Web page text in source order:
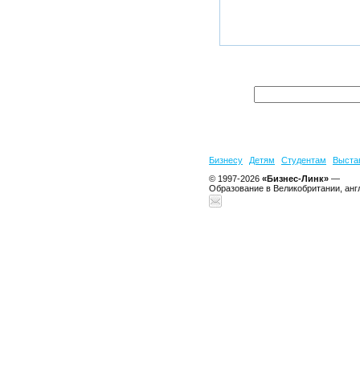
Бизнесу Детям Студентам
© 1997-2026 «Бизнес-Линк» —
Образование в Великобритании,